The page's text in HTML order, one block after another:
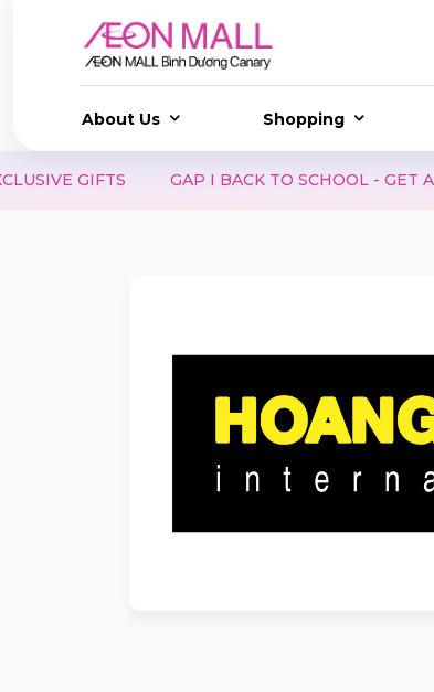
About Us Shopping
GAP I BACK TO SCHOOL - GET A CUTE